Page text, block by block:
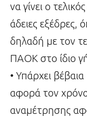
να γίνει ο
άδειες εξέδρες,
δηλαδή με τον
ΠΑΟΚ στο ίδιο
• Υπάρχει
αφορά τον
αναμέτρησης